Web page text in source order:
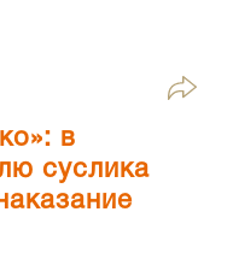
в
суслика